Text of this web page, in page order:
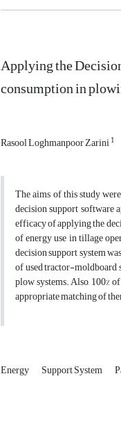
Applying the
consumption in
Rasool Loghmanpoor Zarini1
The aims of this study
decision support software
efficacy of applying the
of energy use in tillage
decision support system
of used tractor-moldboard
plow systems. Also, 100%
appropriate matching of
Energy Support System